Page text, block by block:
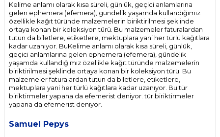
Kelime anlamı olarak kısa süreli, günlük, geçici anlamlarına
gelen ephemera (efemera), gündelik yaşamda kullandığımız
özellikle kağıt türünde malzemelerin biriktirilmesi şeklinde
ortaya konan bir koleksiyon türü. Bu malzemeler faturalardan
tutun da biletlere, etiketlere, mektuplara yani her türlü kağıtlara
kadar uzanıyor. BuKelime anlamı olarak kısa süreli, günlük,
geçici anlamlarına gelen ephemera (efemera), gündelik
yaşamda kullandığımız özellikle kağıt türünde malzemelerin
biriktirilmesi şeklinde ortaya konan bir koleksiyon türü. Bu
malzemeler faturalardan tutun da biletlere, etiketlere,
mektuplara yani her türlü kağıtlara kadar uzanıyor. Bu tür
biriktirmeler yapana da efemerist deniyor. tür biriktirmeler
yapana da efemerist deniyor.
Samuel Pepys